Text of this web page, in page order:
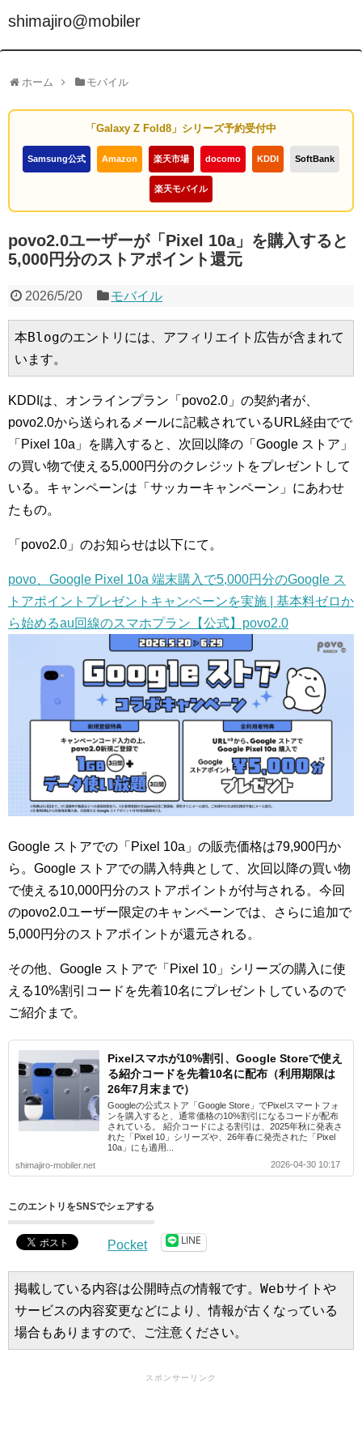
shimajiro@mobiler
ホーム モバイル
「Galaxy Z Fold8」シリーズ予約受付中
Samsung公式 Amazon 楽天市場 docomo KDDI SoftBank
楽天モバイル
povo2.0ユーザーが「Pixel 10a」を購入すると
5,000円分のストアポイント還元
2026/5/20 モバイル
本Blogのエントリには、アフィリエイト広告が含まれて
います。
KDDIは、オンラインプラン「povo2.0」の契約者が、
povo2.0から送られるメールに記載されているURL経由でで
「Pixel 10a」を購入すると、次回以降の「Google ストア」
の買い物で使える5,000円分のクレジットをプレゼントして
いる。キャンペーンは「サッカーキャンペーン」にあわせ
たもの。
「povo2.0」のお知らせは以下にて。
povo、Google Pixel 10a 端末購入で5,000円分のGoogle ス
トアポイントプレゼントキャンペーンを実施 | 基本料ゼロか
ら始めるau回線のスマホプラン【公式】povo2.0
Google ストアでの「Pixel 10a」の販売価格は79,900円か
ら。Google ストアでの購入特典として、次回以降の買い物
で使える10,000円分のストアポイントが付与される。今回
のpovo2.0ユーザー限定のキャンペーンでは、さらに追加で
5,000円分のストアポイントが還元される。
その他、Google ストアで「Pixel 10」シリーズの購入に使
える10%割引コードを先着10名にプレゼントしているので
ご紹介まで。
Pixelスマホが10%割引、Google Storeで使え
る紹介コードを先着10名に配布（利用期限は
26年7月末まで）
Googleの公式ストア「Google Store」でPixelスマートフォ
ンを購入すると、通常価格の10%割引になるコードが配布
されている。 紹介コードによる割引は、2025年秋に発表さ
れた「Pixel 10」シリーズや、26年春に発売された「Pixel
10a」にも適用...
shimajiro-mobiler.net
2026-04-30 10:17
このエントリをSNSでシェアする
Pocket LINE
掲載している内容は公開時点の情報です。Webサイトや
サービスの内容変更などにより、情報が古くなっている
場合もありますので、ご注意ください。
スポンサーリンク